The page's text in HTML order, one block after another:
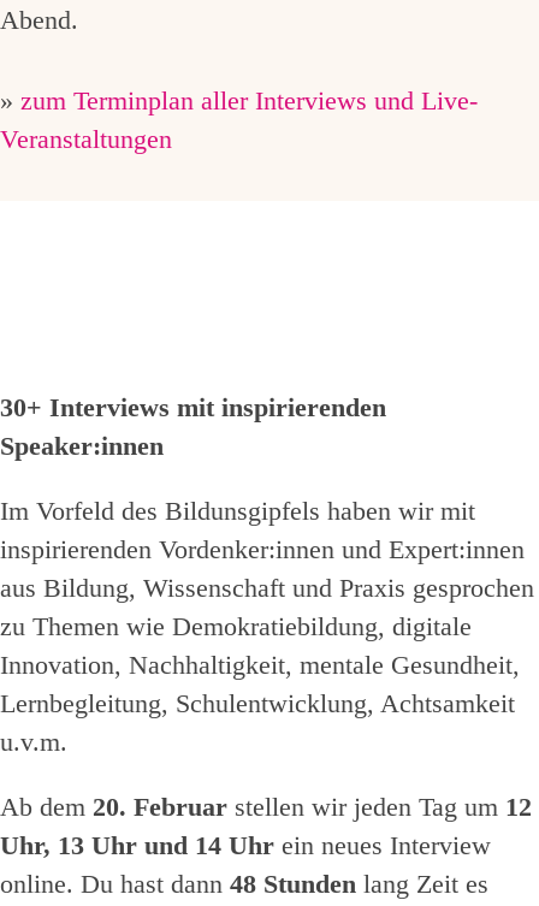
Abend.
» zum Terminplan aller Interviews und Live-
Veranstaltungen
30+ Interviews mit inspirierenden
Speaker:innen
Im Vorfeld des Bildunsgipfels haben wir mit
inspirierenden Vordenker:innen und Expert:innen
aus Bildung, Wissenschaft und Praxis gesprochen
zu Themen wie Demokratiebildung, digitale
Innovation, Nachhaltigkeit, mentale Gesundheit,
Lernbegleitung, Schulentwicklung, Achtsamkeit
u.v.m.
Ab dem 20. Februar stellen wir jeden Tag um 12
Uhr, 13 Uhr und 14 Uhr ein neues Interview
online. Du hast dann 48 Stunden lang Zeit es